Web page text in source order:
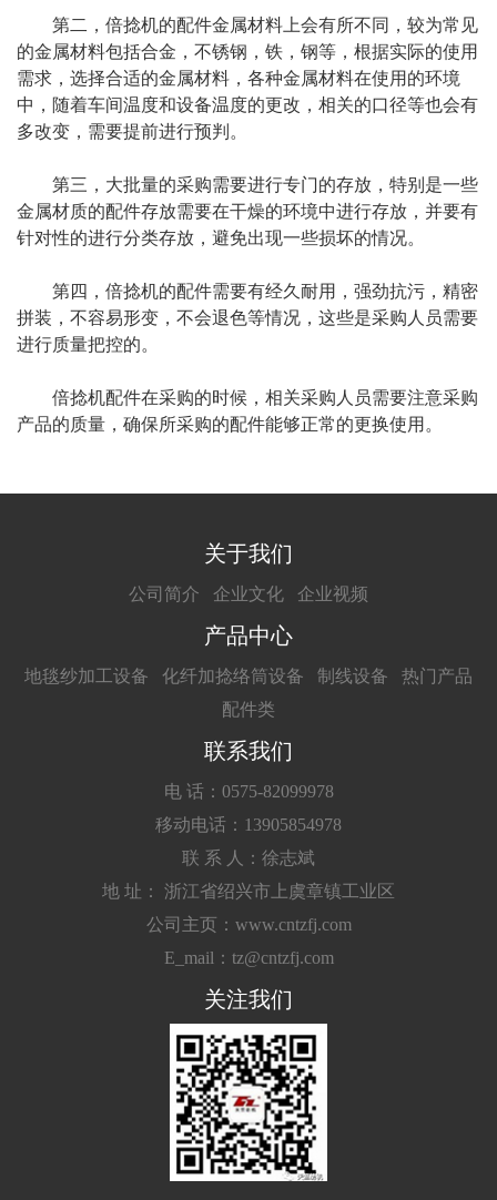
第二，倍捻机的配件金属材料上会有所不同，较为常见
的金属材料包括合金，不锈钢，铁，钢等，根据实际的使用
需求，选择合适的金属材料，各种金属材料在使用的环境
中，随着车间温度和设备温度的更改，相关的口径等也会有
多改变，需要提前进行预判。
第三，大批量的采购需要进行专门的存放，特别是一些
金属材质的配件存放需要在干燥的环境中进行存放，并要有
针对性的进行分类存放，避免出现一些损坏的情况。
第四，倍捻机的配件需要有经久耐用，强劲抗污，精密
拼装，不容易形变，不会退色等情况，这些是采购人员需要
进行质量把控的。
倍捻机配件在采购的时候，相关采购人员需要注意采购
产品的质量，确保所采购的配件能够正常的更换使用。
关于我们
公司简介 企业文化 企业视频
产品中心
地毯纱加工设备 化纤加捻络筒设备 制线设备
热门产品
配件类
联系我们
电 话：0575-82099978
移动电话：13905854978
联 系 人：徐志斌
地 址： 浙江省绍兴市上虞章镇工业区
公司主页：www.cntzfj.com
E_mail：tz@cntzfj.com
关注我们